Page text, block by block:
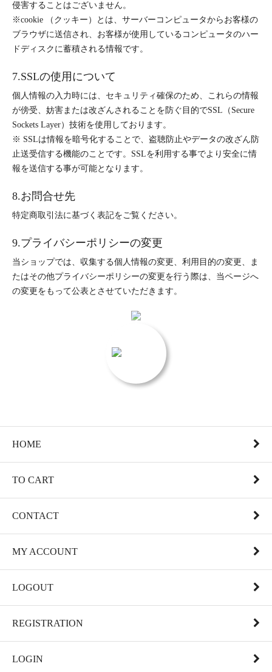
侵害することはございません。
※cookie （クッキー）とは、サーバーコンピュータからお客様の
ブラウザに送信され、お客様が使用しているコンピュータのハー
ドディスクに蓄積される情報です。
7.SSLの使用について
個人情報の入力時には、セキュリティ確保のため、これらの情報
が傍受、妨害または改ざんされることを防ぐ目的でSSL（Secure
Sockets Layer）技術を使用しております。
※ SSLは情報を暗号化することで、盗聴防止やデータの改ざん防
止送受信する機能のことです。SSLを利用する事でより安全に情
報を送信する事が可能となります。
8.お問合せ先
特定商取引法に基づく表記をご覧ください。
9.プライバシーポリシーの変更
当ショップでは、収集する個人情報の変更、利用目的の変更、ま
たはその他プライバシーポリシーの変更を行う際は、当ページへ
の変更をもって公表とさせていただきます。
HOME
TO CART
CONTACT
MY ACCOUNT
LOGOUT
REGISTRATION
LOGIN